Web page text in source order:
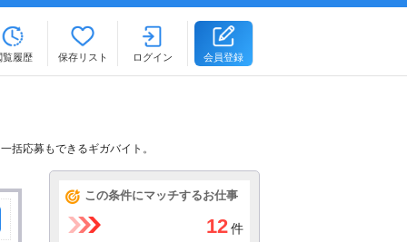
覧履歴 保存リスト ログイン 会員登録
括応募もできるギガバイト。
この条件にマッチするお仕事
12 件